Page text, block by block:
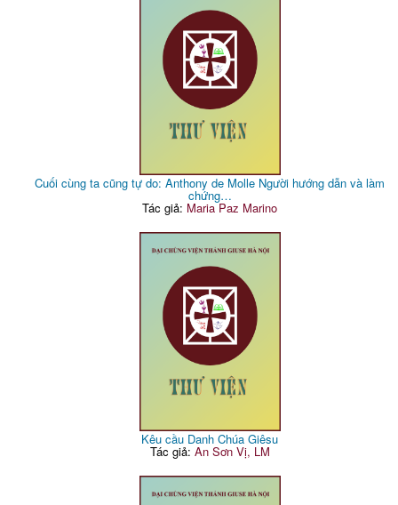
Cuối cùng ta cũng tự do: Anthony de Molle Người hướng dẫn và làm
chứng…
Tác giả: Maria Paz Marino
Kêu cầu Danh Chúa Giêsu
Tác giả: An Sơn Vị, LM